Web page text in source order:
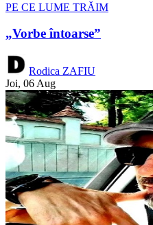
PE CE LUME TRĂIM
„Vorbe întoarse”
Rodica ZAFIU
Joi, 06 Aug